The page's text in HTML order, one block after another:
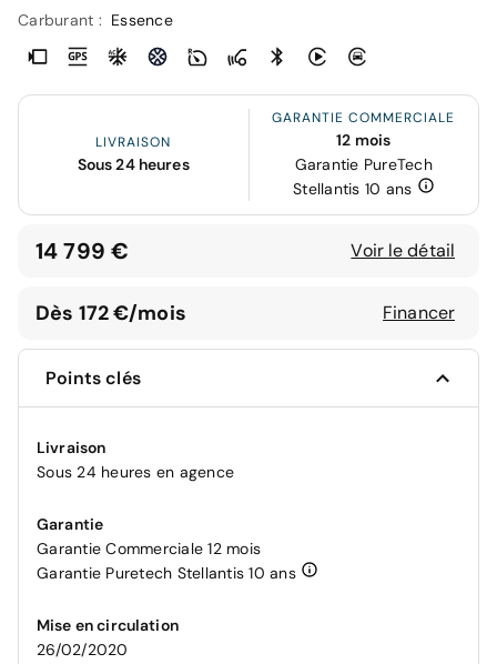
Carburant : Essence
LIVRAISON
Sous 24 heures
GARANTIE COMMERCIALE
12 mois
Garantie PureTech
Stellantis 10 ans
14 799 € Voir le détail
Dès 172 €/mois Financer
Points clés
Livraison
Sous 24 heures en agence
Garantie
Garantie Commerciale 12 mois
Garantie Puretech Stellantis 10 ans
Mise en circulation
26/02/2020